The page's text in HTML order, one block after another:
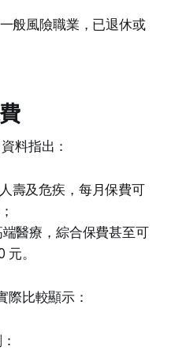
般風險職業，已退休或
料指出：
壽及危疾，每月保費可
醫療，綜合保費甚至可
。
際比較顯示：